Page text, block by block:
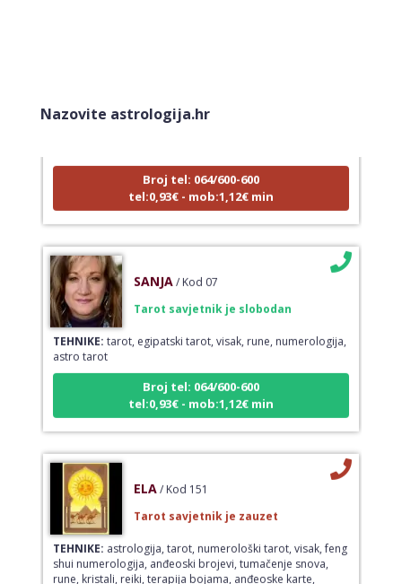
Nazovite astrologija.hr
Tarot savjetnik je zauzet
Broj tel: 064/600-600
tel:0,93€ - mob:1,12€ min
TEHNIKE:tarot, egipatski tarot, visak, rune, numerologija,
astro tarot
Broj tel: 064/600-600
tel:0,93€ - mob:1,12€ min
TEHNIKE:astrologija, tarot, numerološki tarot, visak, feng
shui numerologija, anđeoski brojevi, tumačenje snova,
rune, kristali, reiki, terapija bojama, anđeoske karte,